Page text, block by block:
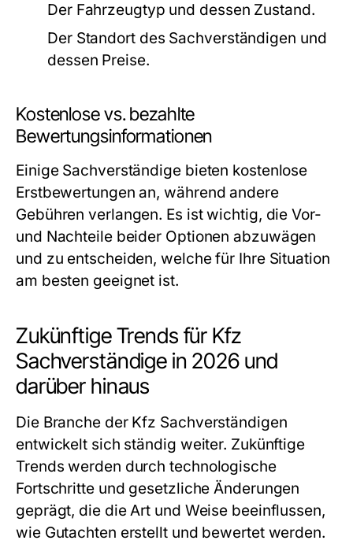
Der Fahrzeugtyp und dessen Zustand.
Der Standort des Sachverständigen und
dessen Preise.
Kostenlose vs. bezahlte
Bewertungsinformationen
Einige Sachverständige bieten kostenlose
Erstbewertungen an, während andere
Gebühren verlangen. Es ist wichtig, die Vor-
und Nachteile beider Optionen abzuwägen
und zu entscheiden, welche für Ihre Situation
am besten geeignet ist.
Zukünftige Trends für Kfz
Sachverständige in 2026 und
darüber hinaus
Die Branche der Kfz Sachverständigen
entwickelt sich ständig weiter. Zukünftige
Trends werden durch technologische
Fortschritte und gesetzliche Änderungen
geprägt, die die Art und Weise beeinflussen,
wie Gutachten erstellt und bewertet werden.